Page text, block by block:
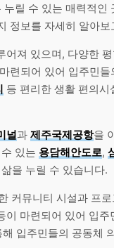
릴 수 있는 매력적
정보를 자세히 알아
어져 있으며, 다양한 평
련되어 있어 입주민
등 편리한 생활 편의
널과 제주국제공항을
있는 용담해안도로,
을 누릴 수 있습니다.
커뮤니티 시설과 프
이 마련되어 있어 입
해 입주민들의 공동체